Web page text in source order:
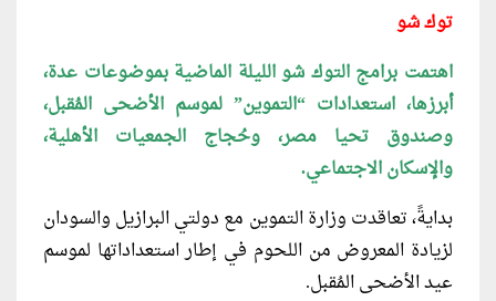
توك شو
اهتمت برامج التوك شو الليلة الماضية بموضوعات عدة،
أبرزها، استعدادات “التموين” لموسم الأضحى المُقبل،
وصندوق تحيا مصر، وحُجاج الجمعيات الأهلية،
والإسكان الاجتماعي.
بدايةً، تعاقدت وزارة التموين مع دولتي البرازيل والسودان
لزيادة المعروض من اللحوم في إطار استعداداتها لموسم
عيد الأضحى المُقبل.